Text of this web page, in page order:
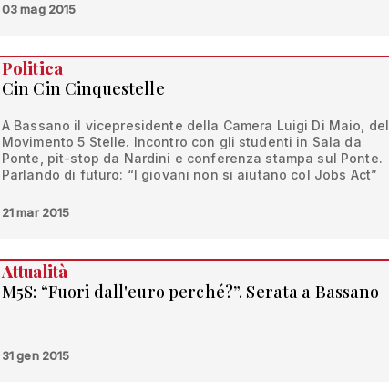
03 mag 2015
Politica
Cin Cin Cinquestelle
A Bassano il vicepresidente della Camera Luigi Di Maio, del
Movimento 5 Stelle. Incontro con gli studenti in Sala da
Ponte, pit-stop da Nardini e conferenza stampa sul Ponte.
Parlando di futuro: “I giovani non si aiutano col Jobs Act”
21 mar 2015
Attualità
M5S: “Fuori dall'euro perché?”. Serata a Bassano
31 gen 2015